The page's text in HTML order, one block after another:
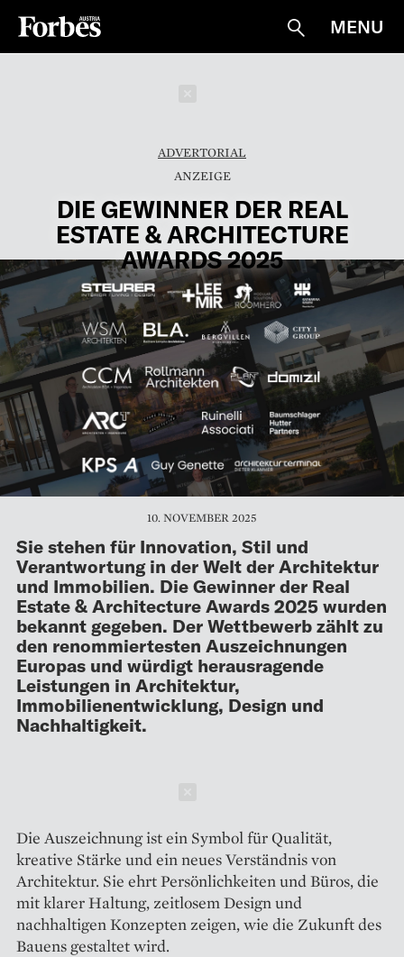
Suche
MENU
ADVERTORIAL
DIE GEWINNER DER REAL
ESTATE & ARCHITECTURE
AWARDS 2025
10. NOVEMBER 2025
Sie stehen für Innovation, Stil und
Verantwortung in der Welt der Architektur
und Immobilien. Die Gewinner der Real
Estate & Architecture Awards 2025 wurden
bekannt gegeben. Der Wettbewerb zählt zu
den renommiertesten Auszeichnungen
Europas und würdigt herausragende
Leistungen in Architektur,
Immobilienentwicklung, Design und
Nachhaltigkeit.
Die Auszeichnung ist ein Symbol für Qualität,
kreative Stärke und ein neues Verständnis von
Architektur. Sie ehrt Persönlichkeiten und Büros, die
mit klarer Haltung, zeitlosem Design und
nachhaltigen Konzepten zeigen, wie die Zukunft des
Bauens gestaltet wird.